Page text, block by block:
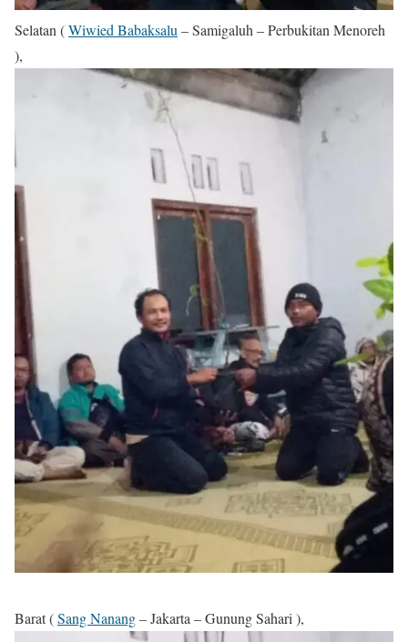
Selatan (Wiwied Babaksalu – Samigaluh – Perbukitan Menoreh
),
Barat (Sang Nanang– Jakarta – Gunung Sahari ),